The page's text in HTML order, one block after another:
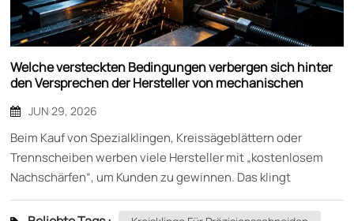
Welche versteckten Bedingungen verbergen sich hinter
den Versprechen der Hersteller von mechanischen
JUN 29, 2026
Beim Kauf von Spezialklingen, Kreissägeblättern oder
Trennscheiben werben viele Hersteller mit „kostenlosem
Nachschärfen“, um Kunden zu gewinnen. Das klingt
verlockend – die stumpfe Klinge kostenlos zum
Nachschärfen zurücksenden. Mingbai Mechanical Tool